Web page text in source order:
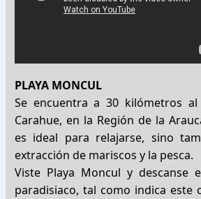
PLAYA MONCUL
Se encuentra a 30 kilómetros
Carahue, en la Región de la
es ideal para relajarse, sino
extracción de mariscos y la pesca.
Viste Playa Moncul y descanse
paradisiaco, tal como indica este